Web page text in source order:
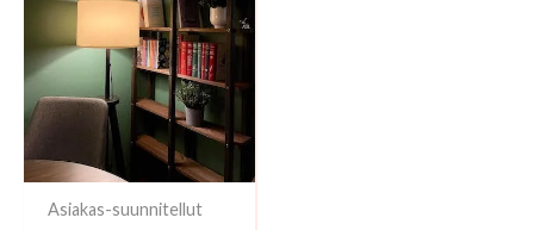
Asiakas-suunnitellut